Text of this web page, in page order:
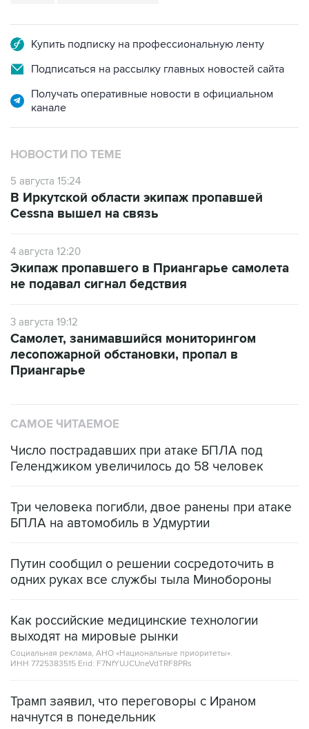
Купить подписку на профессиональную ленту
Подписаться на рассылку главных новостей сайта
Получать оперативные новости в официальном
канале
НОВОСТИ ПО ТЕМЕ
5 августа 15:24
В Иркутской области экипаж пропавшей
Cessna вышел на связь
4 августа 12:20
Экипаж пропавшего в Приангарье самолета
не подавал сигнал бедствия
3 августа 19:12
Самолет, занимавшийся мониторингом
лесопожарной обстановки, пропал в
Приангарье
САМОЕ ЧИТАЕМОЕ
Число пострадавших при атаке БПЛА под
Геленджиком увеличилось до 58 человек
Три человека погибли, двое ранены при атаке
БПЛА на автомобиль в Удмуртии
Путин сообщил о решении сосредоточить в
одних руках все службы тыла Минобороны
Как российские медицинские технологии
выходят на мировые рынки
Социальная реклама, АНО «Национальные приоритеты».
ИНН 7725383515 Erid: F7NfYUJCUneVdTRF8PRs
Трамп заявил, что переговоры с Ираном
начнутся в понедельник